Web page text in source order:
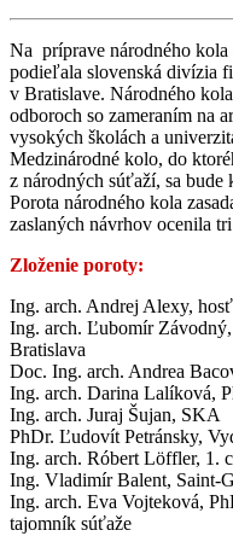
Na príprave národného kola
podieľala slovenská divízia
v Bratislave. Národného
odboroch so zameraním na
vysokých školách a
Medzinárodné kolo, do
z národných súťaží, sa
Porota národného kola
zaslaných návrhov ocenila
Zloženie poroty:
Ing. arch. Andrej Alexy,
Ing. arch. Ľubomír
Bratislava
Doc. Ing. arch. Andrea
Ing. arch. Darina Lalíková,
Ing. arch. Juraj Šujan, SKA
PhDr. Ľudovít Petránsky,
Ing. arch. Róbert Löffler, 1.
Ing. Vladimír Balent, Saint-
Ing. arch. Eva Vojteková,
tajomník súťaže